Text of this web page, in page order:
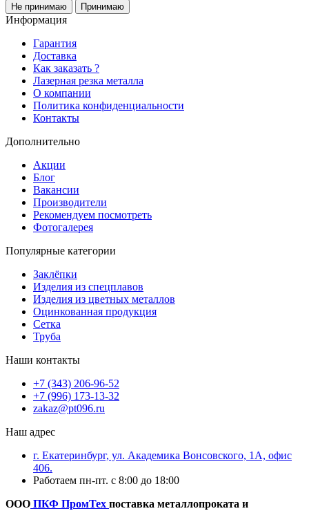
Не принимаю Принимаю
Информация
Гарантия
Доставка
Как заказать ?
Лазерная резка металла
О компании
Политика конфиденциальности
Контакты
Дополнительно
Акции
Блог
Вакансии
Производители
Рекомендуем посмотреть
Фотогалерея
Популярные категории
Заклёпки
Изделия из спецплавов
Изделия из цветных металлов
Оцинкованная продукция
Сетка
Труба
Наши контакты
+7 (343) 206-96-52
+7 (996) 173-13-32
zakaz@pt096.ru
Наш адрес
г. Екатеринбург, ул. Академика Вонсовского, 1А, офис
406.
Работаем пн-пт. с 8:00 до 18:00
ООО ПКФ ПромТех поставка металлопроката и